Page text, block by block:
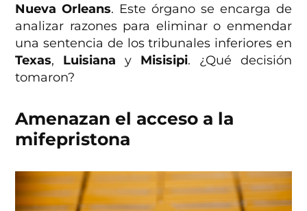
Nueva Orleans. Este órgano se encarga de
analizar razones para eliminar o enmendar
una sentencia de los tribunales inferiores en
Texas, Luisiana y Misisipi. ¿Qué decisión
tomaron?
Amenazan el acceso a la
mifepristona